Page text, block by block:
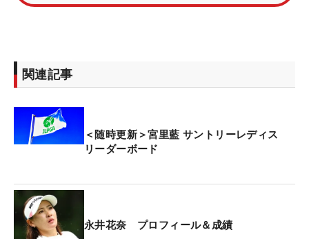
昨年覇者の髙橋彩華はトータル11アンダー・8位タ
いる。
アンダー・54位タイでホールアウトしている。
今大会は7月30日開幕の海外メジャー「AIG女子オ
GC）の予選会を兼ねており、大会上位2人と大会終
了後のメルセデス・ランキング上位3人（いずれも
有資格者覗く）が出場権を獲得する。
関連記事
＜随時更新＞宮里藍 サントリーレディス
リーダーボード
永井花奈 プロフィール＆成績